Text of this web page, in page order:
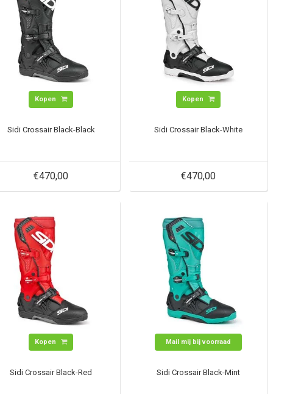
Kopen
Sidi Crossair Black-Black
€470,00
Kopen
Sidi Crossair Black-White
€470,00
Kopen
Sidi Crossair Black-Red
Mail mij bij voorraad
Sidi Crossair Black-Mint